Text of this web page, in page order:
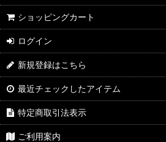
ショッピングカート
ログイン
新規登録はこちら
最近チェックしたアイテム
特定商取引法表示
ご利用案内